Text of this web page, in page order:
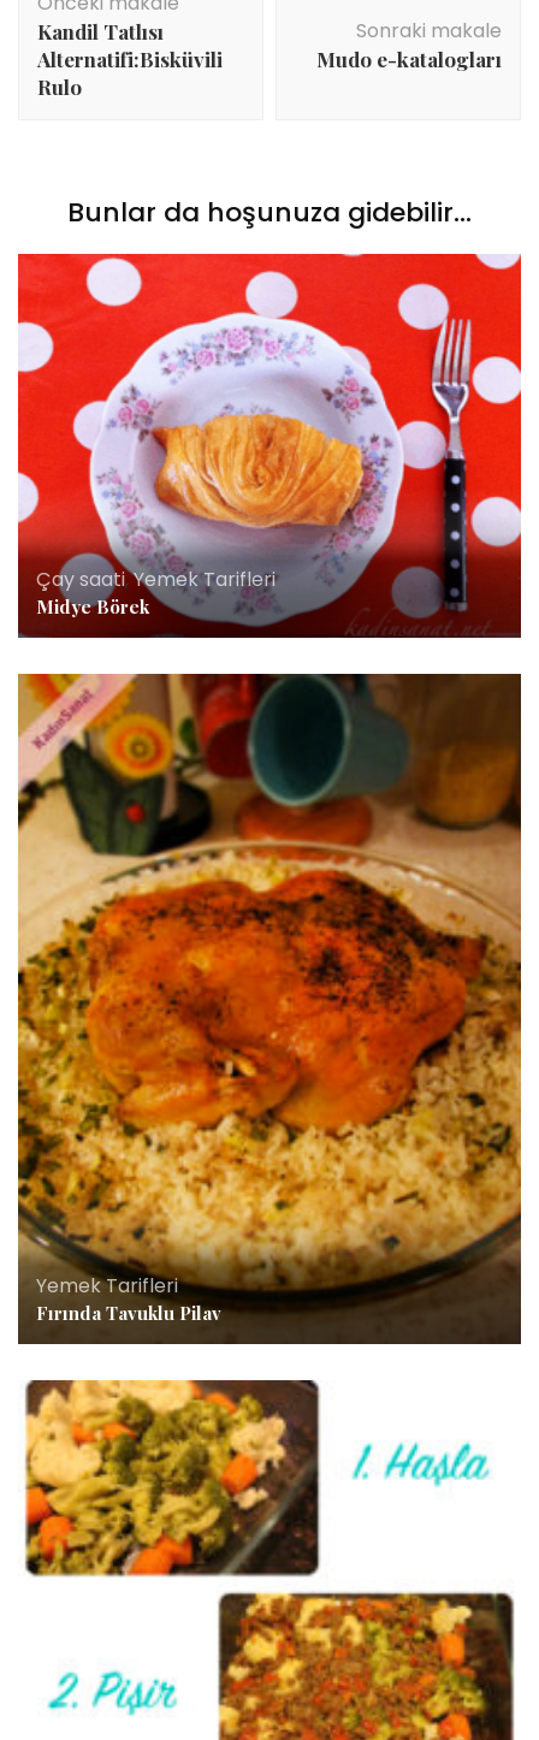
dolaşımı
Kandil Tatlısı
Alternatifi:Bisküvili
Rulo
Sonraki makale
Mudo e-katalogları
Bunlar da hoşunuza gidebilir...
Çay saati,Yemek Tarifleri
Midye Börek
Yemek Tarifleri
Fırında Tavuklu Pilav